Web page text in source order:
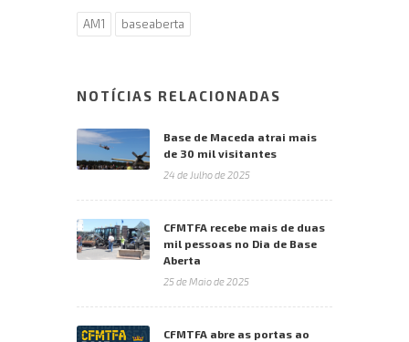
AM1 baseaberta
NOTÍCIAS RELACIONADAS
Base de Maceda atrai mais
de 30 mil visitantes
24 de Julho de 2025
CFMTFA recebe mais de duas
mil pessoas no Dia de Base
Aberta
25 de Maio de 2025
CFMTFA abre as portas ao